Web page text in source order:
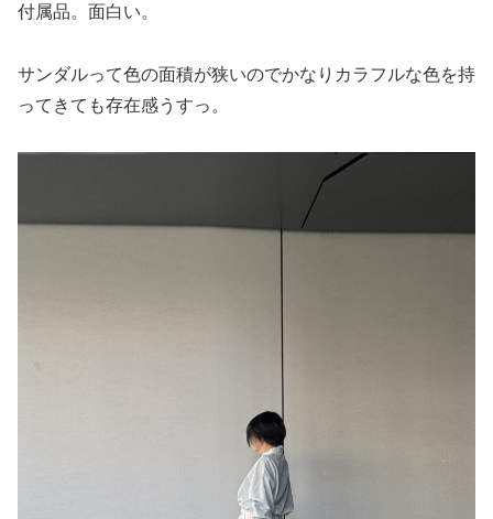
付属品。面白い。
サンダルって色の面積が狭いのでかなりカラフルな色を持
ってきても存在感うすっ。